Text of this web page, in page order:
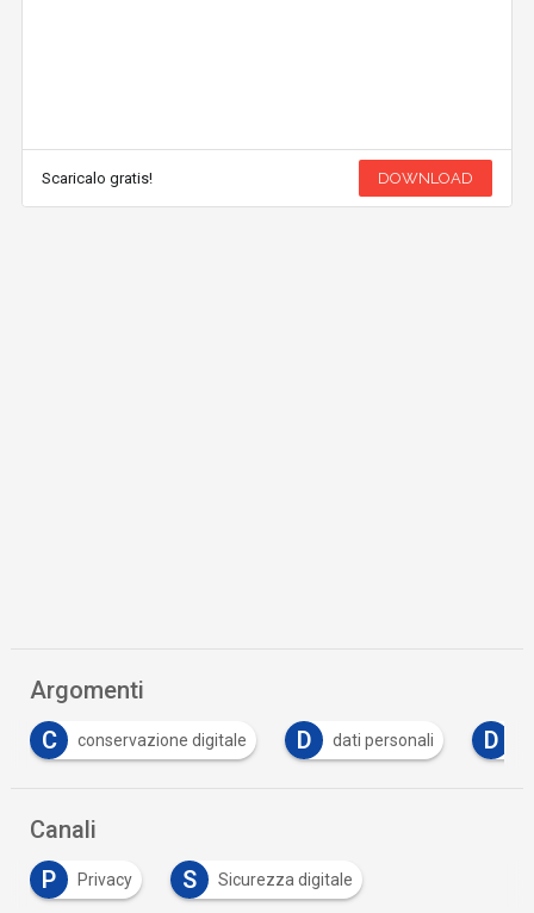
Scaricalo gratis! DOWNLOAD
Argomenti
digitale D dati personali D democrazia
Canali
P
Privacy S Sicurezza digitale